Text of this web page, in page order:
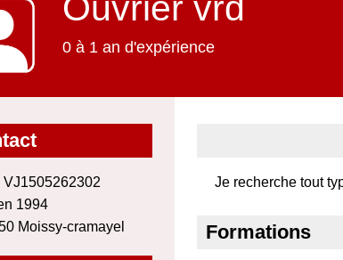
0 à 1 an d'expérience
VJ1505262302
1994
Moissy-cramayel
Je recherche tout
Formations